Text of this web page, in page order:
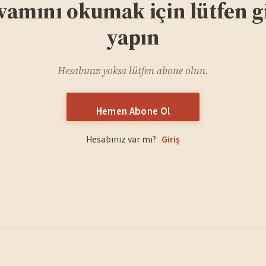
okumak için lütfen
yapın
Hesabınız yoksa lütfen abone olun.
Hemen Abone Ol
Hesabınız var mı? Giriş